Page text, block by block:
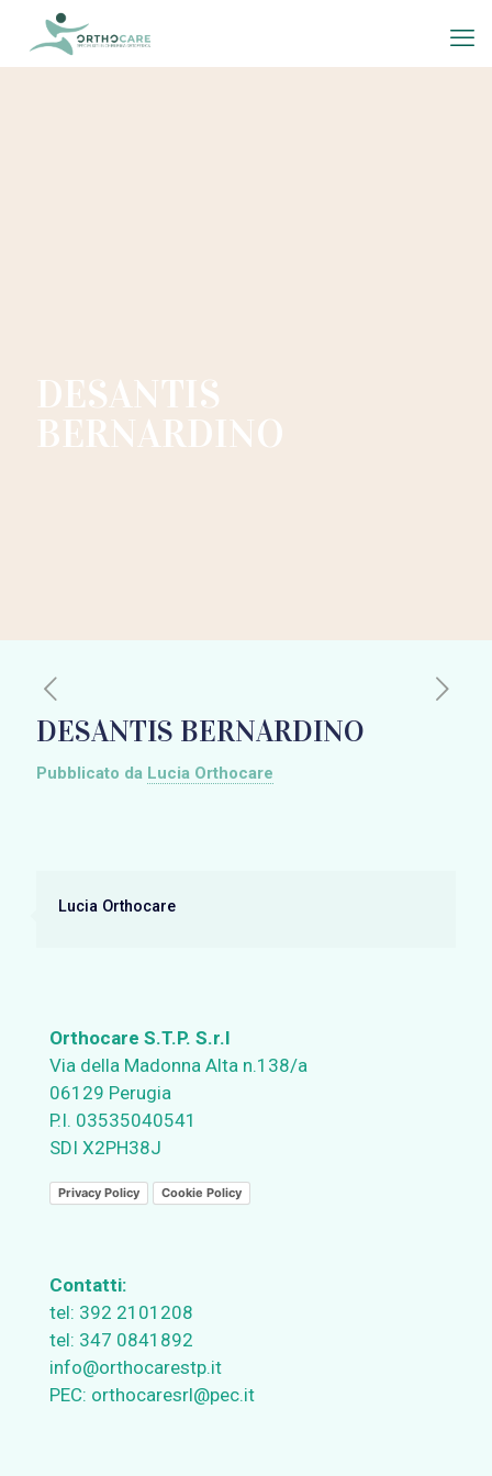
DESANTIS
BERNARDINO
DESANTIS BERNARDINO
Pubblicato da Lucia Orthocare
Lucia Orthocare
Orthocare S.T.P. S.r.l
Via della Madonna Alta n.138/a
06129 Perugia
P.I. 03535040541
SDI X2PH38J
Privacy Policy Cookie Policy
Contatti:
tel: 392 2101208
tel: 347 0841892
info@orthocarestp.it
PEC: orthocaresrl@pec.it